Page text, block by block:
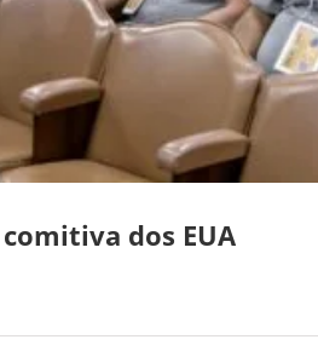
dos EUA